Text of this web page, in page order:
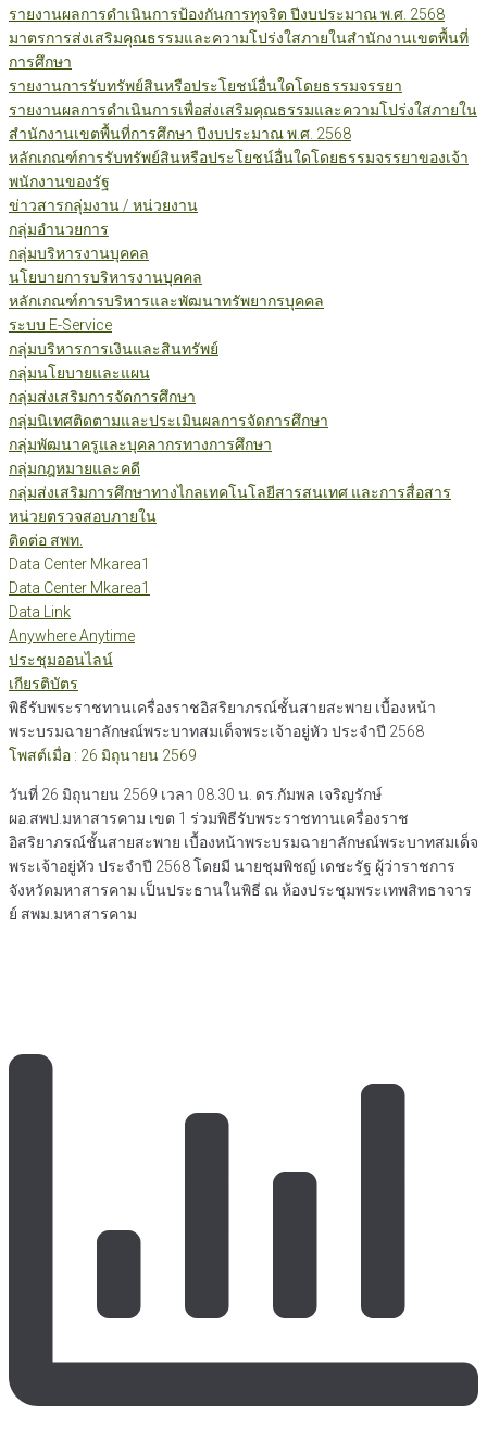
รายงานผลการดำเนินการป้องกันการทุจริต ปีงบประมาณ พ.ศ. 2568
มาตรการส่งเสริมคุณธรรมและความโปร่งใสภายในสำนักงานเขตพื้นที่
การศึกษา
รายงานการรับทรัพย์สินหรือประโยชน์อื่นใดโดยธรรมจรรยา
รายงานผลการดำเนินการเพื่อส่งเสริมคุณธรรมและความโปร่งใสภายใน
สำนักงานเขตพื้นที่การศึกษา ปีงบประมาณ พ.ศ. 2568
หลักเกณฑ์การรับทรัพย์สินหรือประโยชน์อื่นใดโดยธรรมจรรยาของเจ้า
พนักงานของรัฐ
ข่าวสารกลุ่มงาน / หน่วยงาน
กลุ่มอำนวยการ
กลุ่มบริหารงานบุคคล
นโยบายการบริหารงานบุคคล
หลักเกณฑ์การบริหารและพัฒนาทรัพยากรบุคคล
ระบบ E-Service
กลุ่มบริหารการเงินและสินทรัพย์
กลุ่มนโยบายและแผน
กลุ่มส่งเสริมการจัดการศึกษา
กลุ่มนิเทศติดตามและประเมินผลการจัดการศึกษา
กลุ่มพัฒนาครูและบุคลากรทางการศึกษา
กลุ่มกฎหมายและคดี
กลุ่มส่งเสริมการศึกษาทางไกลเทคโนโลยีสารสนเทศ และการสื่อสาร
หน่วยตรวจสอบภายใน
ติดต่อ สพท.
Data Center Mkarea1
Data Center Mkarea1
Data Link
Anywhere Anytime
ประชุมออนไลน์
เกียรติบัตร
พิธีรับพระราชทานเครื่องราชอิสริยาภรณ์ชั้นสายสะพาย เบื้องหน้า
พระบรมฉายาลักษณ์พระบาทสมเด็จพระเจ้าอยู่หัว ประจำปี 2568
โพสต์เมื่อ : 26 มิถุนายน 2569
วันที่ 26 มิถุนายน 2569 เวลา 08.30 น. ดร.กัมพล เจริญรักษ์
ผอ.สพป.มหาสารคาม เขต 1 ร่วมพิธีรับพระราชทานเครื่องราช
อิสริยาภรณ์ชั้นสายสะพาย เบื้องหน้าพระบรมฉายาลักษณ์พระบาทสมเด็จ
พระเจ้าอยู่หัว ประจำปี 2568 โดยมี นายชุมพิชญ์ เดชะรัฐ ผู้ว่าราชการ
จังหวัดมหาสารคาม เป็นประธานในพิธี ณ ห้องประชุมพระเทพสิทธาจาร
ย์ สพม.มหาสารคาม